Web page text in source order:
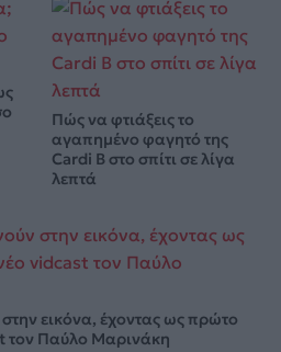
Πώς να φτιάξεις το
αγαπημένο φαγητό της
Cardi B στο σπίτι σε λίγα
λεπτά
εικόνα, έχοντας ως πρώτο
τον Παύλο Μαρινάκη